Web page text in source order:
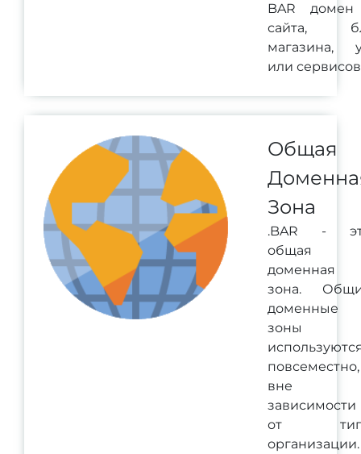
BAR домен
сайта,
магазина,
или
Общая
Зона
.BAR -
общая
доменная
зона.
доменные
зоны
повсеместно,
вне
зависимости
от
организации.